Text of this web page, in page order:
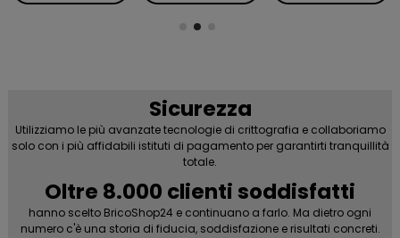
Sicurezza
Utilizziamo le più avanzate tecnologie di crittografia e collaboriamo
solo con i più affidabili istituti di pagamento per garantirti tranquillità
totale.
Oltre 8.000 clienti soddisfatti
hanno scelto BricoShop24 e continuano a farlo. Ma dietro ogni
numero c'è una storia di fiducia, soddisfazione e risultati concreti.